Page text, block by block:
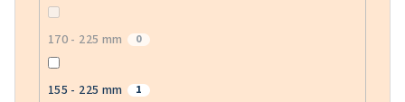
170 - 225 mm 0
155 - 225 mm 1